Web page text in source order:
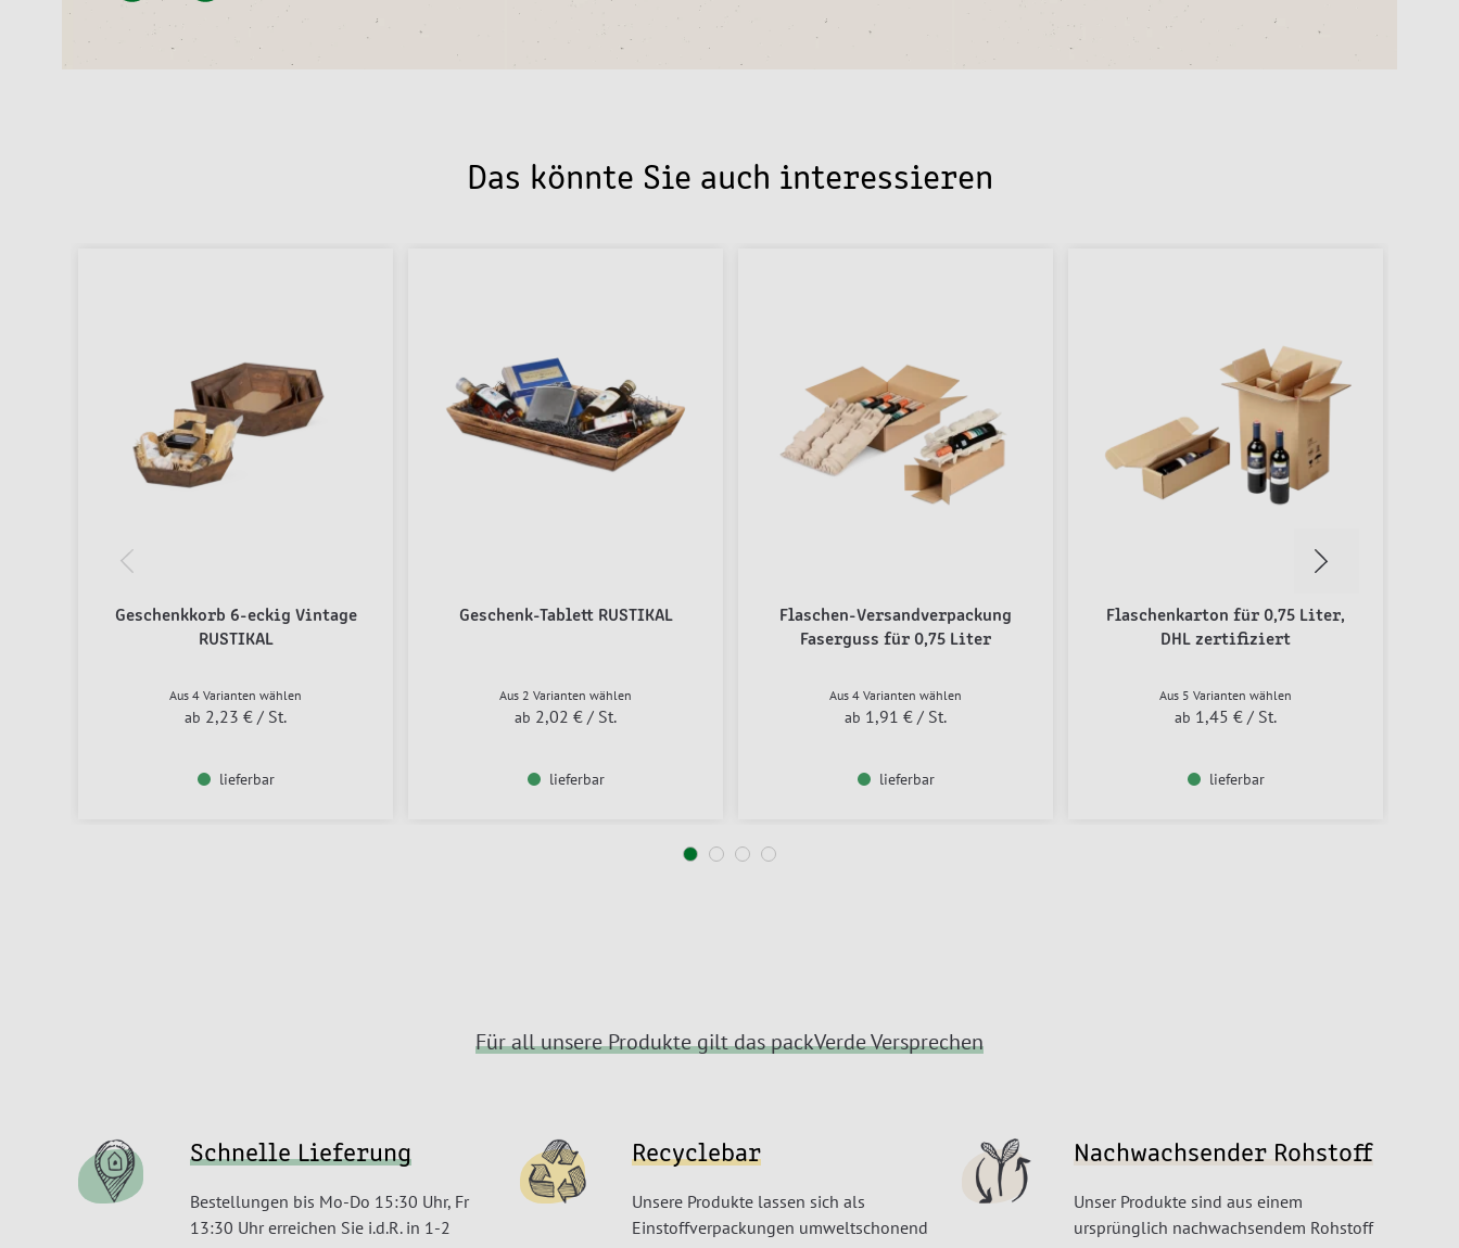
Das könnte Sie auch interessieren
Geschenkkorb 6-eckig Vintage
RUSTIKAL
Aus 4 Varianten wählen
ab 2,23 € / St.
lieferbar
Geschenk-Tablett RUSTIKAL
Aus 2 Varianten wählen
ab 2,02 € / St.
lieferbar
Flaschen-Versandverpackung
Faserguss für 0,75 Liter
Aus 4 Varianten wählen
ab 1,91 € / St.
lieferbar
Flaschenkarton für 0,75 Liter,
DHL zertifiziert
Aus 5 Varianten wählen
ab 1,45 € / St.
lieferbar
Für all unsere Produkte gilt das packVerde Versprechen
Schnelle Lieferung
Bestellungen bis Mo-Do 15:30 Uhr, Fr
13:30 Uhr erreichen Sie i.d.R. in 1-2
Recyclebar
Unsere Produkte lassen sich als
Einstoffverpackungen umweltschonend
Nachwachsender Rohstoff
Unser Produkte sind aus einem
ursprünglich nachwachsendem Rohstoff